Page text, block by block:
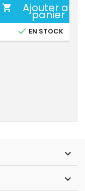
 Ajouter au
panier
 EN STOCK

